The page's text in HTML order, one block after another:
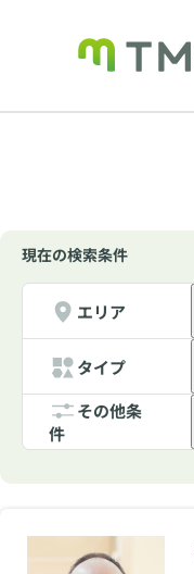
現在の検索条件
エリア
タイプ
その他条
件